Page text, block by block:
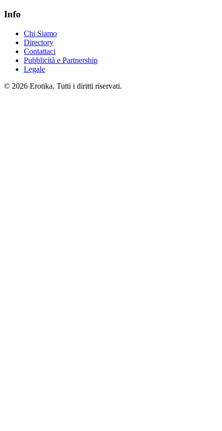
Info
Chi Siamo
Directory
Contattaci
Pubblicità e Partnership
Legale
© 2026 Erotika. Tutti i diritti riservati.